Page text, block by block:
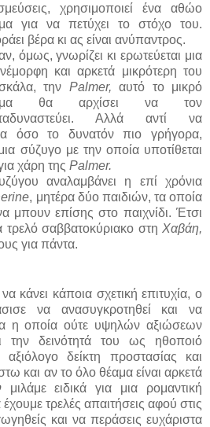
χρησιμοποιεί ένα αθώο
για να πετύχει το στόχο του.
βέρα κι ας είναι ανύπαντρος.
όμως, γνωρίζει κι ερωτεύεται μια
και αρκετά μικρότερη του
την Palmer,αυτό το μικρό
θα αρχίσει να τον
Αλλά αντί να
όσο το δυνατόν πιο γρήγορα,
σύζυγο με την οποία υποτίθεται
χάρη της Palmer.
αναλαμβάνει η επί χρόνια
, μητέρα δύο παιδιών, τα οποία
μπουν επίσης στο παιχνίδι. Έτσι
τρελό σαββατοκύριακο στη Χαβάη,
για πάντα.
κάνει κάποια σχετική επιτυχία, ο
να ανασυγκροτηθεί και να
η οποία ούτε υψηλών αξιώσεων
την δεινότητά του ως ηθοποιό
δείκτη προστασίας και
και αν το όλο θέαμα είναι αρκετά
ειδικά για μια ρομαντική
τρελές απαιτήσεις αφού στις
και να περάσεις ευχάριστα